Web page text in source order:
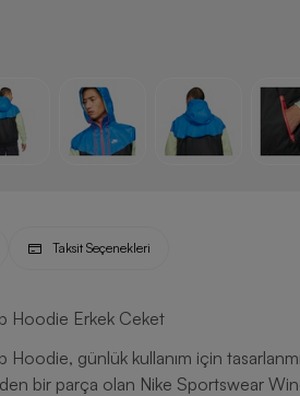
Taksit Seçenekleri
Hoodie Erkek Ceket
günlük kullanım için
bir parça olan Nike Sportswear